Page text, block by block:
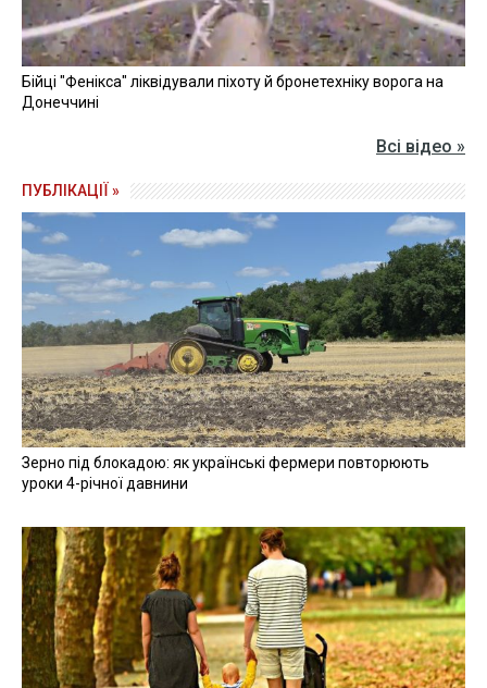
Бійці "Фенікса" ліквідували піхоту й бронетехніку ворога на
Донеччині
Всі відео »
ПУБЛІКАЦІЇ »
Зерно під блокадою: як українські фермери повторюють
уроки 4-річної давнини